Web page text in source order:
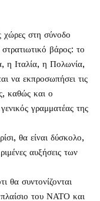
χώρες στη σύνοδο
βάρος: το
η Ιταλία, η Πολωνία,
να εκπροσωπήσει τις
καθώς και ο
γραμματέας της
θα είναι δύσκολο,
αυξήσεις των
θα συντονίζονται
του ΝΑΤΟ και